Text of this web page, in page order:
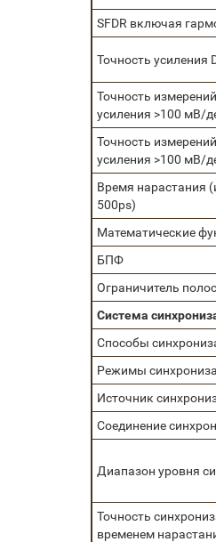
SFDR включая
Точность усиления
Точность
усиления >100 мВ/
Точность
усиления >100 мВ/
Время нарастания
500ps)
Математические
БПФ
Ограничитель
Система
Способы
Режимы
Источник
Соединение
Диапазон уровня
Точность
временем